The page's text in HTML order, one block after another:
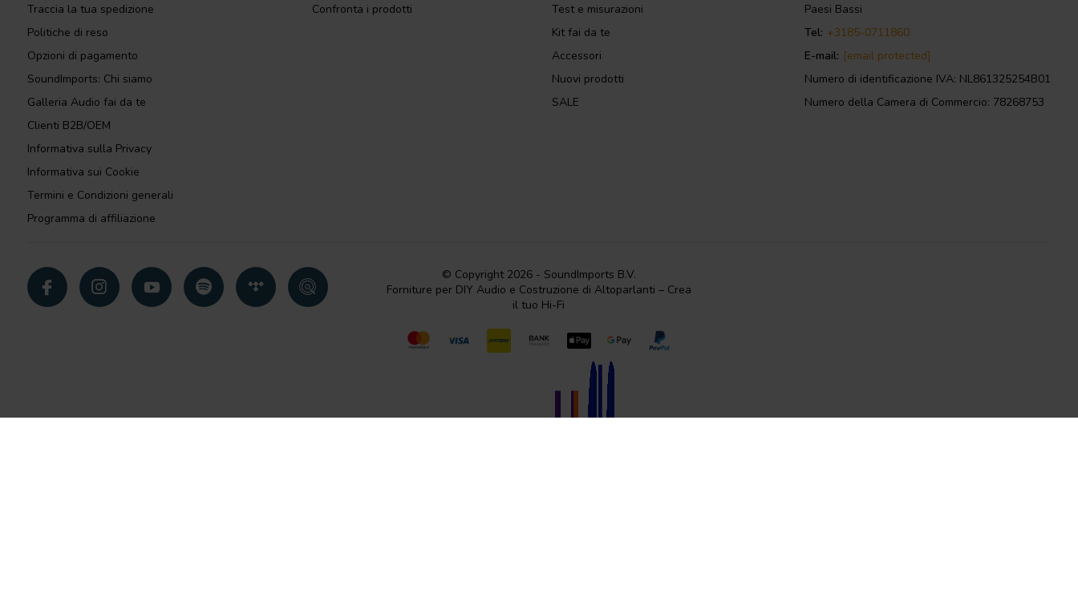
Traccia la tua spedizione
Politiche di reso
Opzioni di pagamento
SoundImports: Chi siamo
Galleria Audio fai da te
Clienti B2B/OEM
Informativa sulla Privacy
Informativa sui Cookie
Termini e Condizioni generali
Programma di affiliazione
Confronta i prodotti
Test e misurazioni
Kit fai da te
Accessori
Nuovi prodotti
SALE
Paesi Bassi
Tel: +3185-0711860
E-mail: [email protected]
Numero di identificazione IVA: NL861325254B01
Numero della Camera di Commercio: 78268753
© Copyright 2026 - SoundImports B.V.
Forniture per DIY Audio e Costruzione di Altoparlanti – Crea
il tuo Hi-Fi